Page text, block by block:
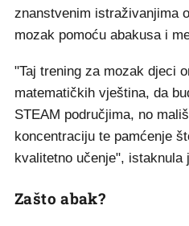
znanstvenim istraživanjima
mozak pomoću abakusa i
"Taj trening za mozak djeci
matematičkih vještina, da
STEAM područjima, no
koncentraciju te pamćenje
kvalitetno učenje", istaknula
Zašto abak?